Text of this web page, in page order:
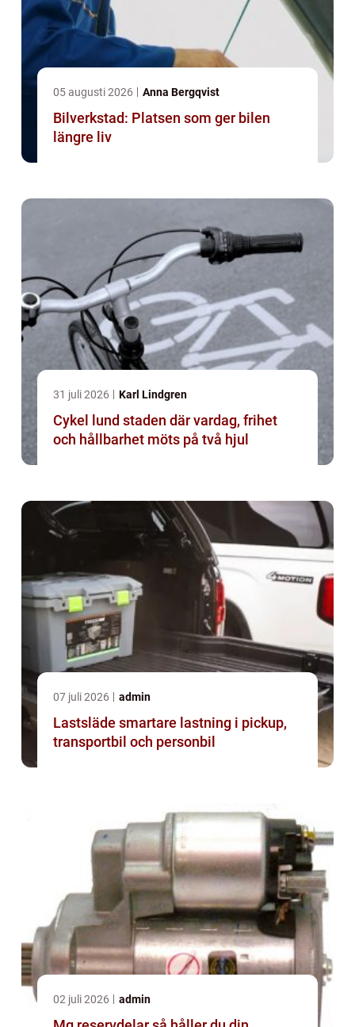
05 augusti 2026 Anna Bergqvist
Bilverkstad: Platsen som ger bilen
längre liv
31 juli 2026 Karl Lindgren
Cykel lund staden där vardag, frihet
och hållbarhet möts på två hjul
07 juli 2026 admin
Lastsläde smartare lastning i pickup,
transportbil och personbil
02 juli 2026 admin